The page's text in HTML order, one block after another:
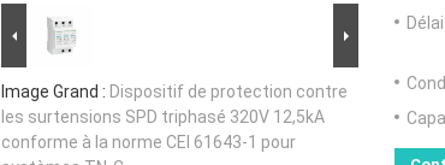
Image Grand : Dispositif de protection contre
les surtensions SPD triphasé 320V 12,5kA
conforme à la norme CEI 61643-1 pour